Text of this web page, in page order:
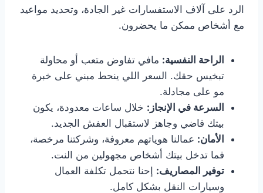
الرد على آلاف الاستفسارات غير الجادة، وتحديد مواعيد
مع أشخاص ممكن ما يحضرون.
الراحة النفسية: مافي تفاوض متعب أو محاولة
تبخيس حقك. السعر اللي ينحط مبني على خبرة
مو على مجادلة.
السرعة في الإنجاز: خلال ساعات معدودة، يكون
بيتك فاضي وجاهز لاستقبال العفش الجديد.
الأمان: عمالنا هوياتهم معروفة، وشركتنا مرخصة،
فما تدخل بيتك أشخاص مجهولين من النت.
توفير المصاريف: إحنا نتحمل تكلفة العمال
وسيارات النقل بشكل كامل.